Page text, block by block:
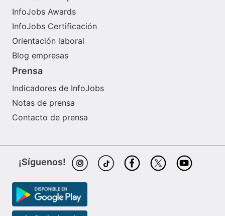
InfoJobs Awards
InfoJobs Certificación
Orientación laboral
Blog empresas
Prensa
Indicadores de InfoJobs
Notas de prensa
Contacto de prensa
¡Síguenos!